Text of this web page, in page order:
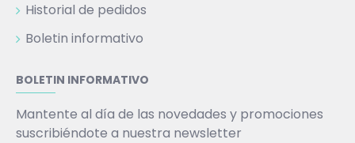
Historial de pedidos
Boletin informativo
BOLETIN INFORMATIVO
Mantente al día de las novedades y promociones
suscribiéndote a nuestra newsletter